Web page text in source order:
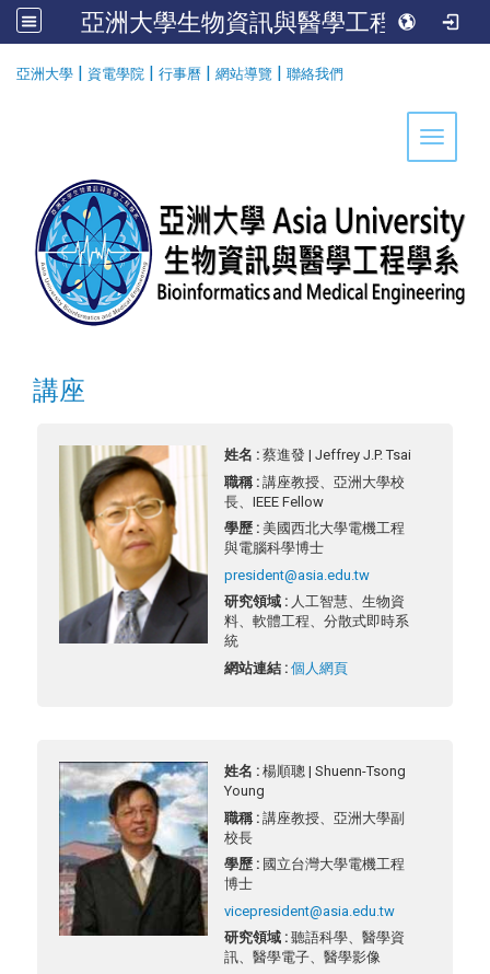
亞洲大學生物資訊與醫學工程學系
亞洲大學 | 資電學院 | 行事曆 | 網站導覽 | 聯絡我們
Toggle
講座
姓名 : 蔡進發 | Jeffrey J.P. Tsai
職稱 : 講座教授、亞洲大學校
長、IEEE Fellow
學歷 : 美國西北大學電機工程
與電腦科學博士
president@asia.edu.tw
研究領域 : 人工智慧、生物資
料、軟體工程、分散式即時系
統
網站連結 : 個人網頁
姓名 : 楊順聰 | Shuenn-Tsong
Young
職稱 : 講座教授、亞洲大學副
校長
學歷 : 國立台灣大學電機工程
博士
vicepresident@asia.edu.tw
研究領域 : 聽語科學、醫學資
訊、醫學電子、醫學影像